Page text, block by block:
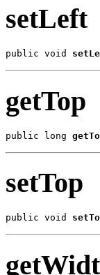
setLeft
public void
getTop
public long
setTop
public void